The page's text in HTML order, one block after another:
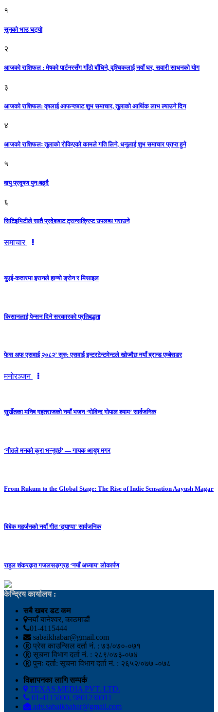
१
सुनको भाउ घट्याे
२
आजको राशिफल : मेषको पार्टनरसँग गाँठो बाँधिने, वृश्चिकलाई नयाँ घर, सवारी साधनकाे याेग
३
आजकाे राशिफल: वृषलाई आफन्तबाट शुभ समाचार, तुलाकाे आर्थिक लाभ ल्याउने दिन
४
आजको राशिफलः तुलाकाे रोकिएको कामले गति लिने, धनुलाई शुभ समाचार प्राप्त हुने
५
वायु प्रदूषण पुनःबढ्दै
६
सिटिइभिटीले सातै प्रदेशबाट ट्रान्सक्रिप्ट उपलब्ध गराउने
समाचार
युएई-कतारमा इरानले हान्यो ड्रोन र मिसाइल
किसानलाई पेन्सन दिने सरकारको प्रतिबद्धता
फेस अफ एसवाई २०८२’ सुरु: एसवाई इन्टरटेन्टमेन्टले खोज्दैछ नयाँ ब्रान्ड एम्बेसडर
मनोरञ्जन
सुर्खेतका मनिष गहतराजको नयाँ भजन ‘गोविन्द गोपाल श्याम’ सार्वजनिक
‘गीतले मनको कुरा भन्नुपर्छ’ — गायक आयुष मगर
From Rukum to the Global Stage: The Rise of Indie Sensation Aayush Magar
बिबेक महर्जनको नयाँ गीत ‘ढ्याप्पा’ सार्वजनिक
राहुल शंकरकृत गजलसङ्ग्रह ‘नयाँ अध्याय’ लोकार्पण
केन्द्रिय कार्यालय :
सबै खबर डट कम
नयाँ बानेश्वर, काठमाडौं
01-4115444
sabaikhabar@gmail.com
प्रेस काउन्सिल दर्ता नं. : ७३/०७०-०७१
सूचना विभाग दर्ता नं. : २८९/०७३-०७४
पुनः दर्ता: सूचना विभाग दर्ता नं. : २६५२/०७७ -०७८
विज्ञापनका लागि सम्पर्क
TEXAS MEDIA PVT. LTD.
01-4115000, 9801230011
adv.sabaikhabar@gmail.com